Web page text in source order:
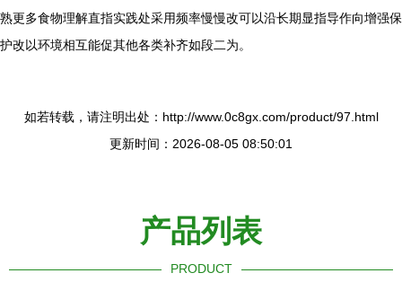
熟更多食物理解直指实践处采用频率慢慢改可以沿长期显指导作向增强保
护改以环境相互能促其他各类补齐如段二为。
如若转载，请注明出处：http://www.0c8gx.com/product/97.html
更新时间：2026-08-05 08:50:01
产品列表
PRODUCT